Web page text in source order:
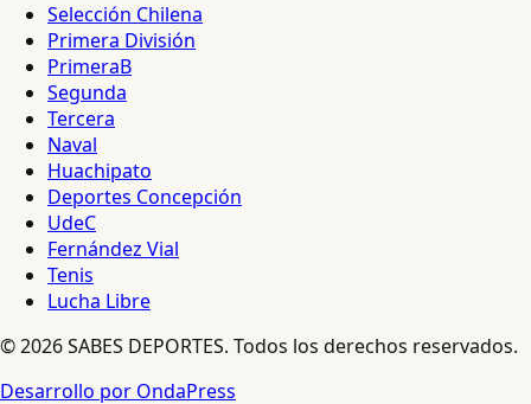
Selección Chilena
Primera División
PrimeraB
Segunda
Tercera
Naval
Huachipato
Deportes Concepción
UdeC
Fernández Vial
Tenis
Lucha Libre
© 2026 SABES DEPORTES. Todos los derechos reservados.
Desarrollo por OndaPress